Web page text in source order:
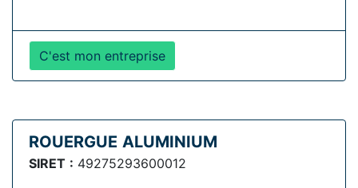
C'est mon entreprise
ROUERGUE ALUMINIUM
SIRET : 49275293600012